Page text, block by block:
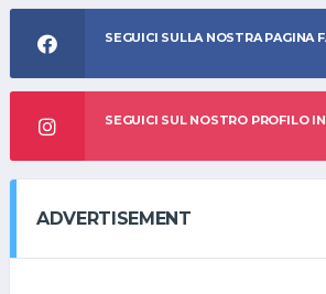
SEGUICI SULLA NOSTRA PAGINA
SEGUICI SUL NOSTRO PROFILO
ADVERTISEMENT